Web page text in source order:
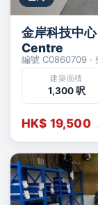
金岸科技中
Centre
編號 C0860709 ·
建築面積
1,300 呎
HK$ 19,500